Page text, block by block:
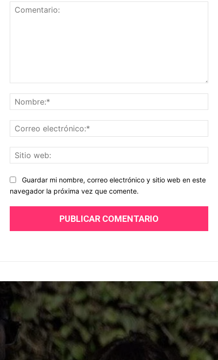
Guardar mi nombre, correo electrónico y sitio web en este
navegador la próxima vez que comente.